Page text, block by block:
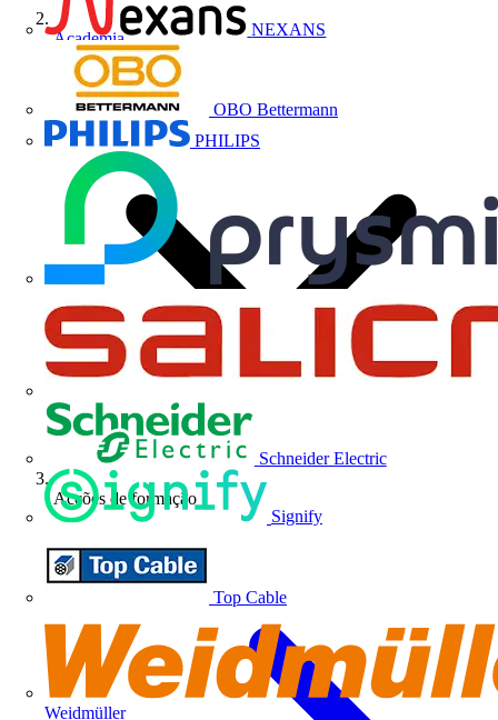
NEXANS
OBO Bettermann
PHILIPS
Schneider Electric
Signify
Top Cable
Weidmüller
Academia
Acções de formação